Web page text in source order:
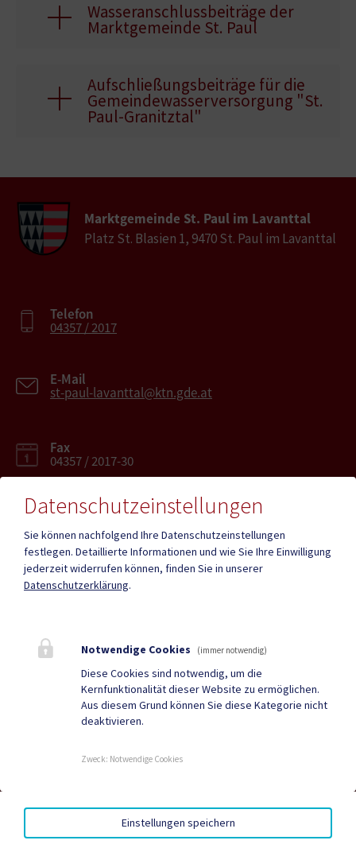
Wasseranschlussbeiträge der
Marktgemeinde St. Paul
Aufschließungsbeiträge für die
Gemeindewasserversorgung "St.
Paul-Granitztal"
Marktgemeinde St. Paul im Lavanttal
Platz St. Blasien 1, 9470 St. Paul im Lavanttal
Telefon
04357 / 2017
E-Mail
st-paul-lavanttal@ktn.gde.at
Fax
04357 / 2017-30
Mehr
Geko digital Gemeinde-
Infopoint St. Paul
Duale Zustellung
Gemeindenachrichten
AMTSSIGNATUR|BARRIEREFREIHEIT|DATENSCHUTZ|
SITEMAP|IMPRESSUM
Datenschutzeinstellungen
Sie können nachfolgend Ihre Datenschutzeinstellungen
festlegen. Detaillierte Informationen und wie Sie Ihre Einwilligung
jederzeit widerrufen können, finden Sie in unserer
Datenschutzerklärung.
Notwendige Cookies (immer notwendig)
Diese Cookies sind notwendig, um die
Kernfunktionalität dieser Website zu ermöglichen.
Aus diesem Grund können Sie diese Kategorie nicht
deaktivieren.
Zweck: Notwendige Cookies
Einstellungen speichern